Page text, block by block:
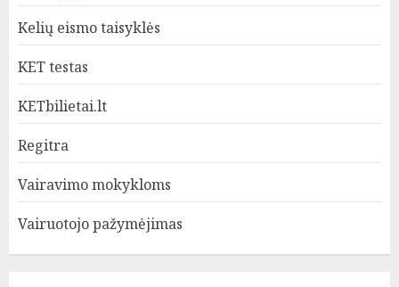
Kelių eismo taisyklės
KET testas
KETbilietai.lt
Regitra
Vairavimo mokykloms
Vairuotojo pažymėjimas